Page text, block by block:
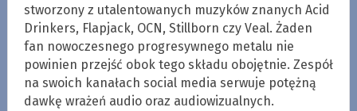
stworzony z utalentowanych muzyków znanych Acid
Drinkers, Flapjack, OCN, Stillborn czy Veal. Żaden
fan nowoczesnego progresywnego metalu nie
powinien przejść obok tego składu obojętnie. Zespół
na swoich kanałach social media serwuje potężną
dawkę wrażeń audio oraz audiowizualnych.